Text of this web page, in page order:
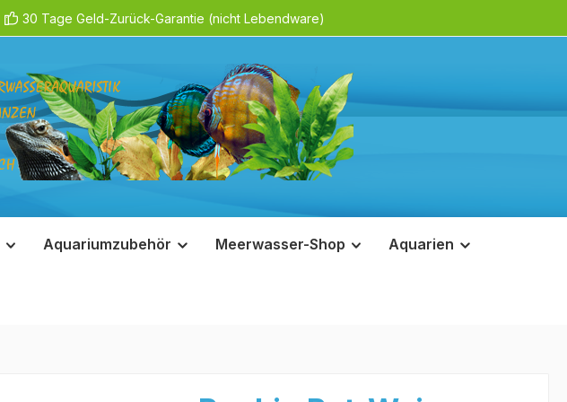
30 Tage Geld-Zurück-Garantie (nicht Lebendware)
Aquariumzubehör Meerwasser-Shop Aquarien